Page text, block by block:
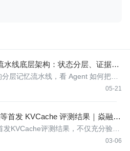
水线底层架构：状态分层、证据留
05-21
层记忆流水线，看 Agent 如何把会
首发 KVCache 评测结果｜焱融 AI
03-06
KVCache评测结果，不仅充分验证
对推理性能的显著提升，更证明了